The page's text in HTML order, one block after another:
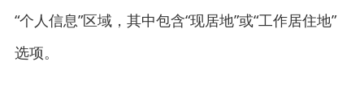
“个人信息”区域，其中包含“现居地”或“工作居住地”
选项。